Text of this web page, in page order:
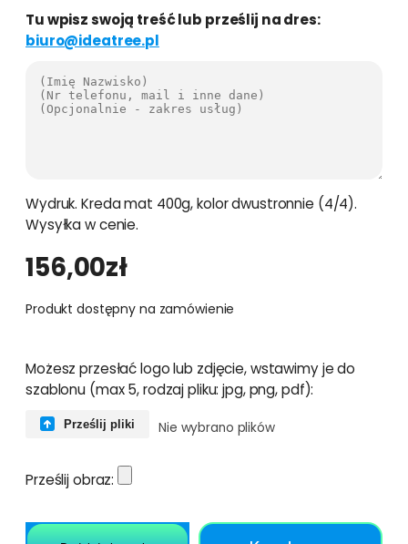
Tu wpisz swoją treść lub prześlij na dres:
biuro@ideatree.pl
Wydruk. Kreda mat 400g, kolor dwustronnie (4/4).
Wysyłka w cenie.
156,00zł
Produkt dostępny na zamówienie
Możesz przesłać logo lub zdjęcie, wstawimy je do
szablonu (max 5, rodzaj pliku: jpg, png, pdf):
Prześlij pliki Nie wybrano plików
Prześlij obraz: